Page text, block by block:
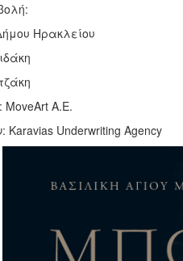
Ηρακλείου
A.E.
Underwriting Agency